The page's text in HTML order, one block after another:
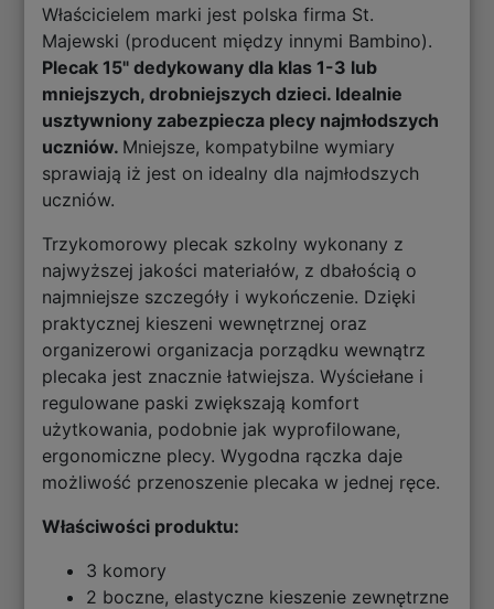
Właścicielem marki jest polska firma St.
Majewski (producent między innymi Bambino).
Plecak 15" dedykowany dla klas 1-3 lub
mniejszych, drobniejszych dzieci. Idealnie
usztywniony zabezpiecza plecy najmłodszych
uczniów. Mniejsze, kompatybilne wymiary
sprawiają iż jest on idealny dla najmłodszych
uczniów.
Trzykomorowy plecak szkolny wykonany z
najwyższej jakości materiałów, z dbałością o
najmniejsze szczegóły i wykończenie. Dzięki
praktycznej kieszeni wewnętrznej oraz
organizerowi organizacja porządku wewnątrz
plecaka jest znacznie łatwiejsza. Wyściełane i
regulowane paski zwiększają komfort
użytkowania, podobnie jak wyprofilowane,
ergonomiczne plecy. Wygodna rączka daje
możliwość przenoszenie plecaka w jednej ręce.
Właściwości produktu:
3 komory
2 boczne, elastyczne kieszenie zewnętrzne